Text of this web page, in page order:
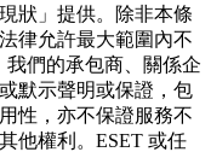
狀」提供。除非本條
律允許最大範圍內不
我們的承包商、關係企
默示聲明或保證，包
性，亦不保證服務不
他權利。ESET 或任